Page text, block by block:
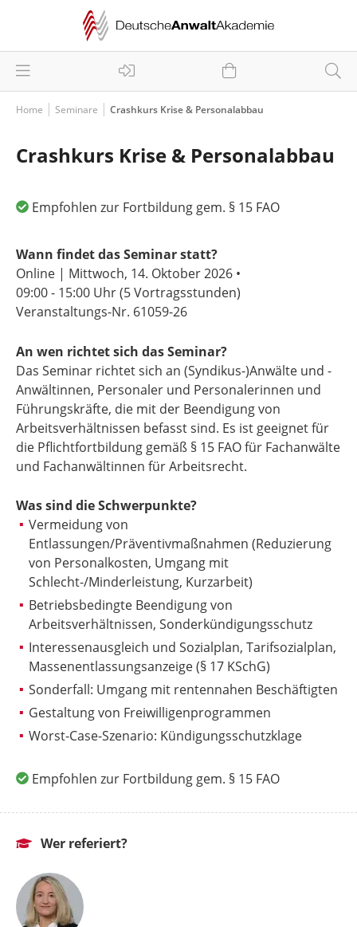
Home Seminare Crashkurs Krise & Personalabbau
Crashkurs Krise & Personalabbau
Empfohlen zur Fortbildung gem. § 15 FAO
Wann findet das Seminar statt?
Online | Mittwoch, 14. Oktober 2026 •
09:00 - 15:00 Uhr(5 Vortragsstunden)
Veranstaltungs-Nr. 61059-26
An wen richtet sich das Seminar?
Das Seminar richtet sich an (Syndikus-)Anwälte und -
Anwältinnen, Personaler und Personalerinnen und
Führungskräfte, die mit der Beendigung von
Arbeitsverhältnissen befasst sind. Es ist geeignet für
die Pflichtfortbildung gemäß § 15 FAO für Fachanwälte
und Fachanwältinnen für Arbeitsrecht.
Was sind die Schwerpunkte?
Vermeidung von
Entlassungen/Präventivmaßnahmen (Reduzierung
von Personalkosten, Umgang mit
Schlecht-/Minderleistung, Kurzarbeit)
Betriebsbedingte Beendigung von
Arbeitsverhältnissen, Sonderkündigungsschutz
Interessenausgleich und Sozialplan, Tarifsozialplan,
Massenentlassungsanzeige (§ 17 KSchG)
Sonderfall: Umgang mit rentennahen Beschäftigten
Gestaltung von Freiwilligenprogrammen
Worst-Case-Szenario: Kündigungsschutzklage
Empfohlen zur Fortbildung gem. § 15 FAO
Wer referiert?